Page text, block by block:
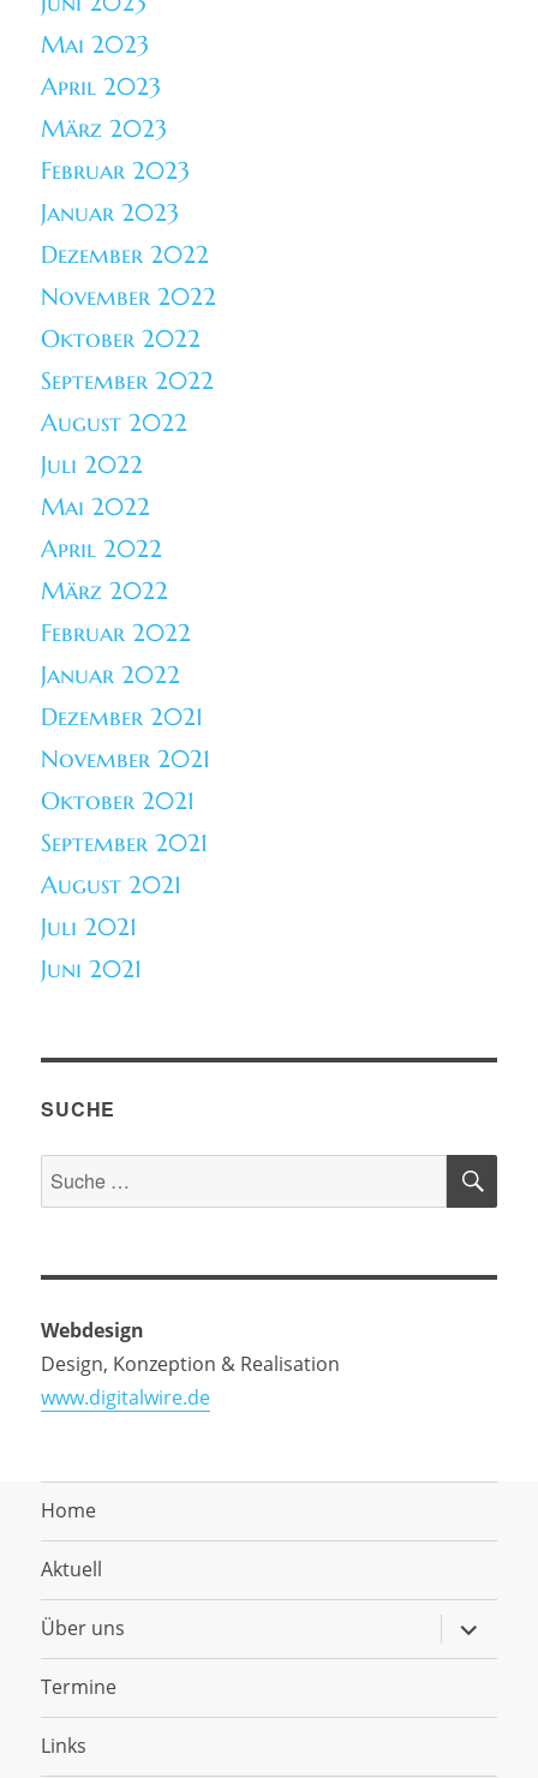
Mai 2023
April 2023
März 2023
Februar 2023
Januar 2023
Dezember 2022
November 2022
Oktober 2022
September 2022
August 2022
Juli 2022
Mai 2022
April 2022
März 2022
Februar 2022
Januar 2022
Dezember 2021
November 2021
Oktober 2021
September 2021
August 2021
Juli 2021
Juni 2021
SUCHE
Suche
nach:
Webdesign
Design, Konzeption & Realisation
www.digitalwire.de
Home
Aktuell
Über uns anzeigen
Termine
Links